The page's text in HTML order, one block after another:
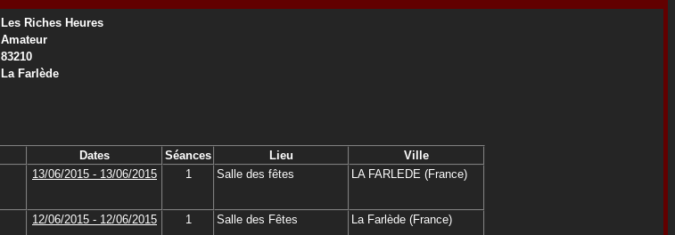
Les Riches Heures
Amateur
83210
La Farlède
Dates Séances Lieu
Ville
13/06/2015 - 13/06/2015 1 Salle des fêtes LA FARLEDE (France)
12/06/2015 - 12/06/2015 1 Salle des Fêtes La Farlède (France)